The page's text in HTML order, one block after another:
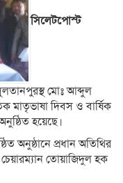
সিলেটপোস্ট
মোঃ আব্দুল
মাতৃভাষা দিবস ও বার্ষিক
হয়েছে।
অনুষ্ঠানে প্রধান অতিথির
তোয়াজিদুল হক